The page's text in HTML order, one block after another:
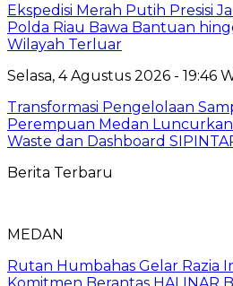
Ekspedisi Merah Putih Presisi
Polda Riau Bawa Bantuan
Wilayah Terluar
Selasa, 4 Agustus 2026 - 19:46
Transformasi Pengelolaan
Perempuan Medan
Waste dan Dashboard
Berita Terbaru
MEDAN
Rutan Humbahas Gelar Razia